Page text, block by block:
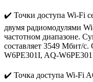
✔️ Точки доступа Wi-Fi
двумя радиомодулями
частотном диапазоне.
составляет 3549 Мбит/
W6PE301I, AQ-
✔️ Точка доступа Wi-Fi